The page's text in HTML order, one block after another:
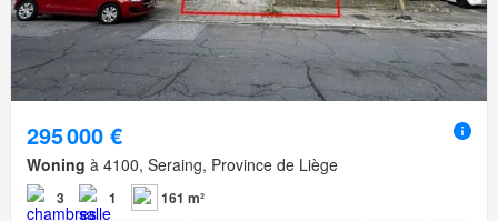
295 000 €
Woning à 4100, Seraing, Province de Liège
3 1 161 m²